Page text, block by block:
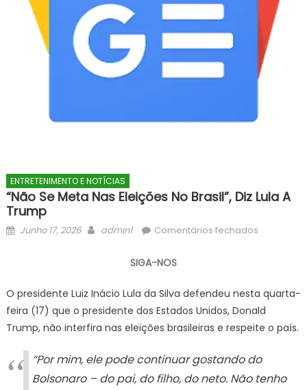
ENTRETENIMENTO E NOTÍCIAS
“Não Se Meta Nas Eleições No Brasil”, Diz Lula A
Trump
Posted
Junho 17, 2026 Author
admin1 Comentários fechadosem
nas
eleições
no
diz
a
SIGA-NOS
O presidente Luiz Inácio Lula da Silva defendeu nesta quarta-
feira (17) que o presidente dos Estados Unidos, Donald
Trump, não interfira nas eleições brasileiras e respeite o país.
“Por mim, ele pode continuar gostando do
Bolsonaro – do pai, do filho, do neto. Não tenho